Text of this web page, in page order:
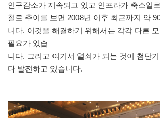
인구감소가 지속되고 있고 인프라가 축소일
철로 추이를 보면 2008년 이후 최근까지 약
니다. 이것을 해결하기 위해서는 각각 다른
필요가 있습
니다. 그리고 여기서 열쇠가 되는 것이 첨단
다 발전하고 있습니다.